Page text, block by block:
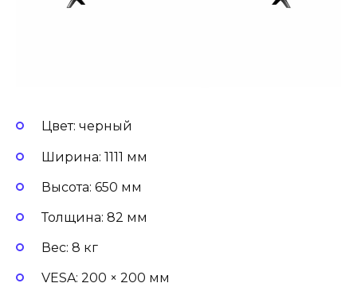
Цвет: черный
Ширина: 1111 мм
Высота: 650 мм
Толщина: 82 мм
Вес: 8 кг
VESA: 200 × 200 мм